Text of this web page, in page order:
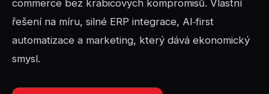
commerce bez krabicových kompromisů. Vlastní
řešení na míru, silné ERP integrace, AI‑first
automatizace a marketing, který dává ekonomický
smysl.